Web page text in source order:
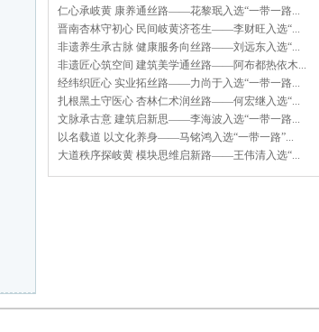
仁心承岐黄 康养通丝路——花黎珉入选“一带一路...
晋南杏林守初心 民间岐黄济苍生——李财旺入选“...
非遗养生承古脉 健康服务向丝路——刘远东入选“...
非遗匠心筑空间 建筑美学通丝路——阿布都热依木...
经纬织匠心 实业拓丝路——力尚于入选“一带一路...
扎根黑土守医心 杏林仁术润丝路——何宏继入选“...
文脉承古意 建筑启新思——李海波入选“一带一路...
以名载道 以文化养身——马铭鸿入选“一带一路”...
大道秩序探岐黄 模块思维启新路——王伟清入选“...